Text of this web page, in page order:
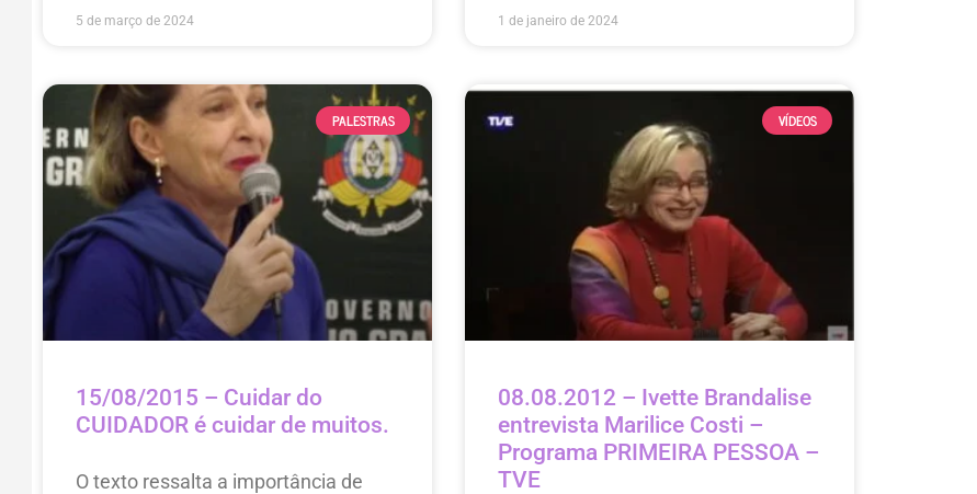
5 de março de 2024 1 de janeiro de 2024
PALESTRAS
15/08/2015 – Cuidar do
CUIDADOR é cuidar de muitos.
O texto ressalta a importância de
VÍDEOS
08.08.2012 – Ivette Brandalise
entrevista Marilice Costi –
Programa PRIMEIRA PESSOA –
TVE